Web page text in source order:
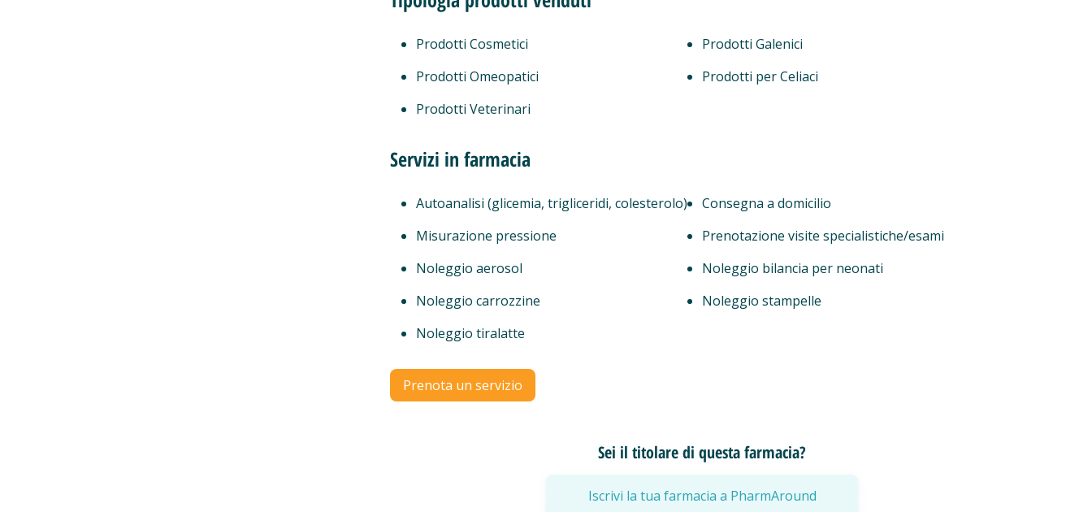
Prodotti Cosmetici
Prodotti Galenici
Prodotti Omeopatici
Prodotti per Celiaci
Prodotti Veterinari
Servizi in farmacia
Autoanalisi (glicemia, trigliceridi, colesterolo)
Consegna a domicilio
Misurazione pressione
Prenotazione visite specialistiche/esami
Noleggio aerosol
Noleggio bilancia per neonati
Noleggio carrozzine
Noleggio stampelle
Noleggio tiralatte
Prenota un servizio
Sei il titolare di questa farmacia?
Iscrivi la tua farmacia a PharmAround